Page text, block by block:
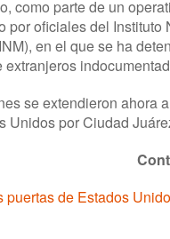
como parte de un
por oficiales del Instituto
en el que se ha
extranjeros
se extendieron ahora
Unidos por Ciudad
puertas de Estados